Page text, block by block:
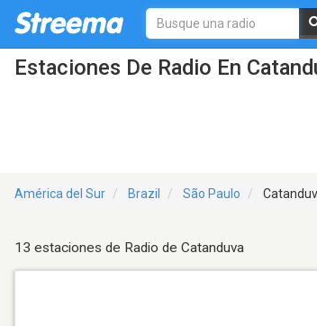
Estaciones De Radio En
América del Sur Brazil São Paulo
13 estaciones de Radio de Catanduva